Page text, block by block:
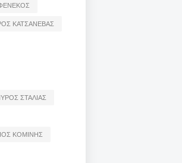
ΚΑΤΣΑΝΕΒΑΣ
ΣΤΑΛΙΑΣ
ΚΟΜΙΝΗΣ